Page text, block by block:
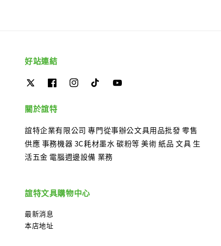
好站連結
關於誼特
誼特企業有限公司 專門從事辦公文具用品批發 零售
供應 事務機器 3C耗材墨水 碳粉等 美術 紙品 文具 生
活五金 電腦週邊設備 業務
誼特文具購物中心
最新消息
本店地址